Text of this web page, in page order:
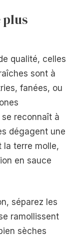
plus
qualité, celles
sont à
fanées, ou
reconnaît à
dégagent une
la terre molle,
en sauce
séparez les
ramollissent
sèches